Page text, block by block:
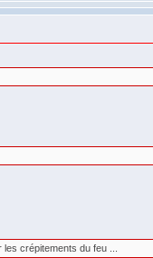
crépitements du feu ...